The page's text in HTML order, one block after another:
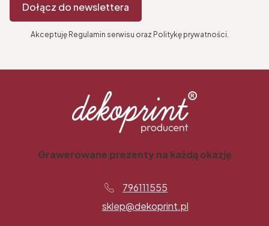
Dołącz do newslettera
Akceptuję Regulamin serwisu oraz Politykę prywatności.
Grawerowane prezenty na każdą okazję
796111555
sklep@dekoprint.pl